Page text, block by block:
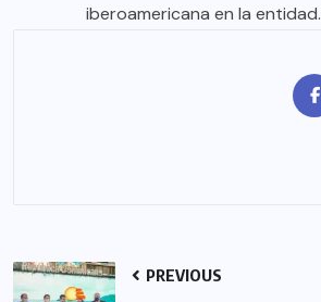
iberoamericana en la entidad.
PREVIOUS